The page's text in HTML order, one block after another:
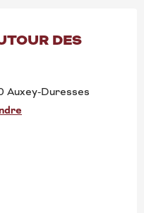
DES
Auxey-Duresses